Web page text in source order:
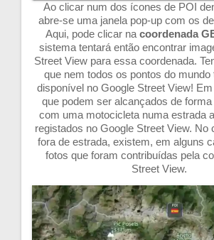
Ao clicar num dos ícones de POI
abre-se uma janela pop-up com os
Aqui, pode clicar na coordenada
sistema tentará então encontrar
Street View para essa coordenada.
que nem todos os pontos do mundo
disponível no Google Street View!
que podem ser alcançados de
com uma motocicleta numa estrada
registados no Google Street View. No
fora de estrada, existem, em alguns
fotos que foram contribuídas pela
Street View.